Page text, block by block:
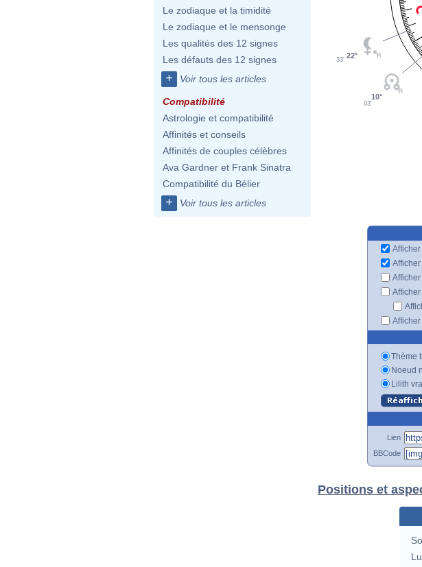
Le zodiaque et la timidité
Le zodiaque et le mensonge
Les qualités des 12 signes
Les défauts des 12 signes
+ Voir tous les articles
Compatibilité
Astrologie et compatibilité
Affinités et conseils
Affinités de couples célèbres
Ava Gardner et Frank Sinatra
Compatibilité du Bélier
+ Voir tous les articles
22°
33'
10°
03'
Thème
Noeud
Lilith
Lien
BBCode
Positions et